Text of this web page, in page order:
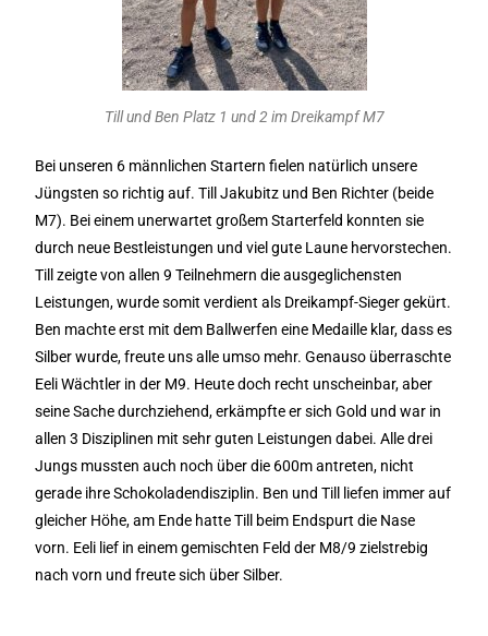
Till und Ben Platz 1 und 2 im Dreikampf M7
Bei unseren 6 männlichen Startern fielen natürlich unsere
Jüngsten so richtig auf. Till Jakubitz und Ben Richter (beide
M7). Bei einem unerwartet großem Starterfeld konnten sie
durch neue Bestleistungen und viel gute Laune hervorstechen.
Till zeigte von allen 9 Teilnehmern die ausgeglichensten
Leistungen, wurde somit verdient als Dreikampf-Sieger gekürt.
Ben machte erst mit dem Ballwerfen eine Medaille klar, dass es
Silber wurde, freute uns alle umso mehr. Genauso überraschte
Eeli Wächtler in der M9. Heute doch recht unscheinbar, aber
seine Sache durchziehend, erkämpfte er sich Gold und war in
allen 3 Disziplinen mit sehr guten Leistungen dabei. Alle drei
Jungs mussten auch noch über die 600m antreten, nicht
gerade ihre Schokoladendisziplin. Ben und Till liefen immer auf
gleicher Höhe, am Ende hatte Till beim Endspurt die Nase
vorn. Eeli lief in einem gemischten Feld der M8/9 zielstrebig
nach vorn und freute sich über Silber.